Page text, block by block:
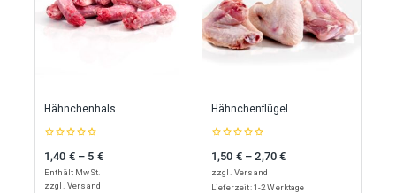
auf.
Die
Produktseite
gewählt
Hähnchenhals
out
of
1,40 € – 5 €Preisspanne: 1,40 € bis 5 €
Enthält MwSt.
zzgl. Versand
Hähnchenflügel
out
of
1,50 € –2,70€Preisspanne: 1,50 € bis 2,70 €
zzgl. Versand
Lieferzeit: 1-2 Werktage